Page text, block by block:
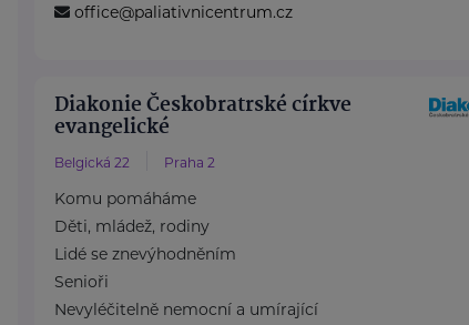
office@paliativnicentrum.cz
Diakonie Českobratrské církve
evangelické
Belgická 22 Praha 2
Komu pomáháme
Děti, mládež, rodiny
Lidé se znevýhodněním
Senioři
Nevyléčitelně nemocní a umírající